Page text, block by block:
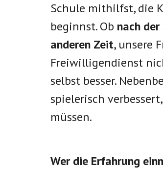
Schule mithilfst, die
beginnst. Ob nach
anderen Zeit, unsere
Freiwilligendienst
selbst besser.
spielerisch
müssen.
Wer die Erfahrung